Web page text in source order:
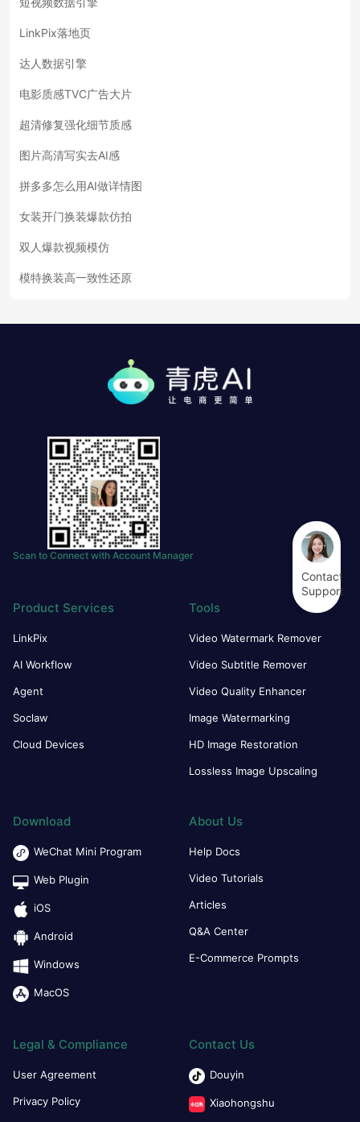
LinkPix落地页
达人数据引擎
电影质感TVC广告大片
超清修复强化细节质感
图片高清写实去AI感
拼多多怎么用AI做详情图
女装开门换装爆款仿拍
双人爆款视频模仿
模特换装高一致性还原
Scan to Connect with Account Manager
Product Services
LinkPix
AI Workflow
Agent
Soclaw
Cloud Devices
Tools
Video Watermark Remover
Video Subtitle Remover
Video Quality Enhancer
Image Watermarking
HD Image Restoration
Lossless Image Upscaling
Download
WeChat Mini Program
Web Plugin
iOS
Android
Windows
MacOS
About Us
Help Docs
Video Tutorials
Articles
Q&A Center
E-Commerce Prompts
Legal & Compliance
User Agreement
Privacy Policy
Contact Us
Douyin
Xiaohongshu
Contact
Support